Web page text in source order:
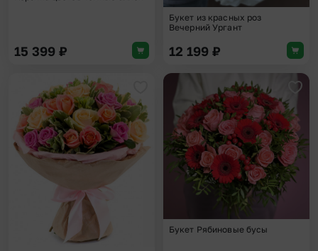
15 399 ₽
Букет из красных роз
Вечерний Ургант
12 199 ₽
Добавить в избранное
Букет Рябиновые бусы